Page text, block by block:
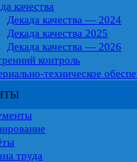
качества
Декада качества — 2024
Декада качества 2025
Декада качества — 2026
контроль
техническое
труда